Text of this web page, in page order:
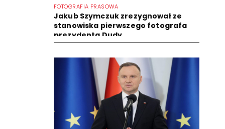
FOTOGRAFIA PRASOWA
Jakub Szymczuk zrezygnował ze
stanowiska pierwszego fotografa
prezydenta Dudy